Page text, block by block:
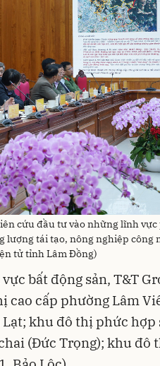
cứu đầu tư vào những lĩnh
lượng tái tạo, nông nghiệp công
tử tỉnh Lâm Đồng)
bất động sản, T&T
cao cấp phường Lâm
khu đô thị phức hợp
(Đức Trọng); khu đô